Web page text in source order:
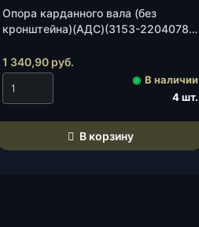
Опора карданного вала (без
кронштейна)(АДС)(3153-2204078)
1 340,90 руб.
◉ В наличии
4 шт.
В корзину